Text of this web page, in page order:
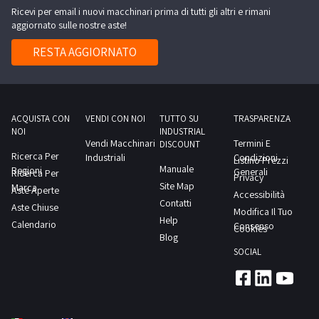
transpallet
Pegaso
si
trova
sul
PER
RITIRO:-
tempistica
furgone
ruote,-
n.2
transpallet
altro.Consulta
il
documento
muletto
elettrico
Cesab
con
caricabatterie,-
altroConsulta
documento
Ricevi per email i nuovi macchinari prima di tutti gli altri e rimani
aggiornato sulle nostre aste!
RESTA AGGIORNATO
ACQUISTA CON
NOI
Ricerca Per
Regioni
Ricerca Per
Marca
Aste Aperte
Aste Chiuse
Calendario
VENDI CON NOI
Vendi Macchinari
Industriali
TUTTO SU
INDUSTRIAL
DISCOUNT
Manuale
Site Map
Contatti
Help
Blog
TRASPARENZA
Termini E
Condizioni
Generali
Listino Prezzi
Privacy
Accessibilità
Modifica Il Tuo
Consenso
Cookies
SOCIAL